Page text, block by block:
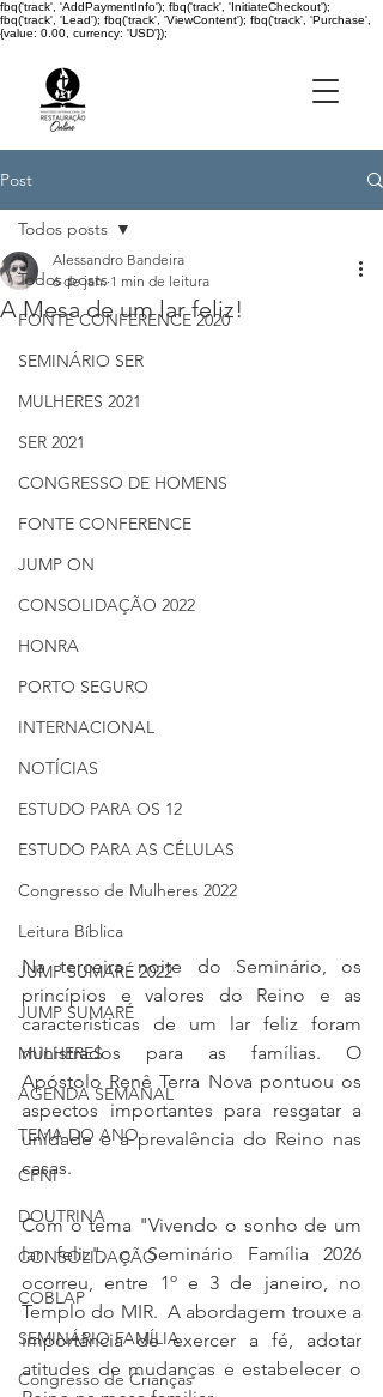
fbq('track', 'AddPaymentInfo'); fbq('track', 'InitiateCheckout');
fbq('track', 'Lead'); fbq('track', 'ViewContent'); fbq('track', 'Purchase',
{value: 0.00, currency: 'USD'});
Post
Todos posts
FONTE CONFERENCE 2020
SEMINÁRIO SER
MULHERES 2021
SER 2021
CONGRESSO DE HOMENS
FONTE CONFERENCE
JUMP ON
CONSOLIDAÇÃO 2022
HONRA
PORTO SEGURO
INTERNACIONAL
NOTÍCIAS
ESTUDO PARA OS 12
ESTUDO PARA AS CÉLULAS
Congresso de Mulheres 2022
Leitura Bíblica
JUMP SUMARÉ 2022
JUMP SUMARÉ
MULHERES
AGENDA SEMANAL
TEMA DO ANO
CFNI
DOUTRINA
CONSOLIDAÇÃO
COBLAP
SEMINÁRIO FAMÍLIA
Congresso de Crianças
Todos posts
A Mesa de um lar feliz!
Alessandro Bandeira
6 de jan. 1 min de leitura
Na terceira noite do Seminário, os
princípios e valores do Reino e as
características de um lar feliz foram
ministrados para as famílias. O
Apóstolo Renê Terra Nova pontuou os
aspectos importantes para resgatar a
unidade e a prevalência do Reino nas
casas.
Com o tema "Vivendo o sonho de um
lar feliz", o Seminário Família 2026
ocorreu, entre 1º e 3 de janeiro, no
Templo do MIR.  A abordagem trouxe a
importância de exercer a fé, adotar
atitudes de mudanças e estabelecer o